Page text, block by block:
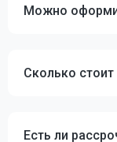
Можно
Сколько
Есть ли